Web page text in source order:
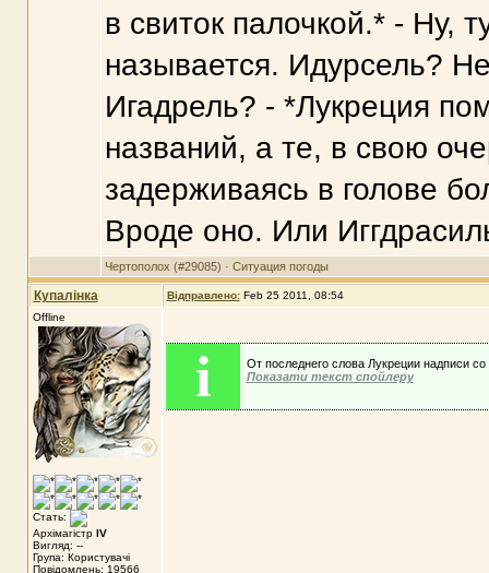
в свиток палочкой.* - Ну,
называется. Идурсель?
Игадрель? - *Лукреция
названий, а те, в свою
задерживаясь в голове
Вроде оно. Или
Чертополох (#29085) · Ситуация погоды
Купалінка Відправлено: Feb 25 2011, 08:54
Offline
Стать:
Архімагістр IV
Вигляд: --
Група: Користувачі
Повідомлень: 19566
i
От последнего слова Лукреции надписи
Показати текст спойлеру